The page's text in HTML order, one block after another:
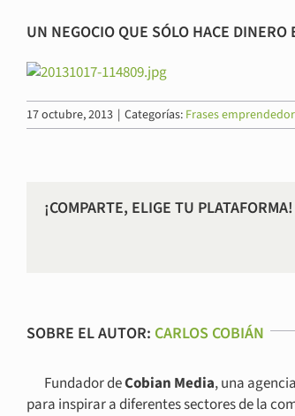
UN NEGOCIO QUE SÓLO HACE
17 octubre, 2013 | Categorías: Frases
¡COMPARTE, ELIGE TU PLATAFORMA!
SOBRE EL AUTOR: CARLOS COBIÁN
Fundador deCobian Media, una
para inspirar a diferentes sectores de la